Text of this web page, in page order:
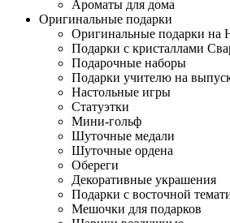
Ароматы для дома
Оригинальные подарки
Оригинальные подарки на
Подарки с кристаллами
Подарочные наборы
Подарки учителю на
Настольные игры
Статуэтки
Мини-гольф
Шуточные медали
Шуточные ордена
Обереги
Декоративные украшения
Подарки с восточной
Мешочки для подарков